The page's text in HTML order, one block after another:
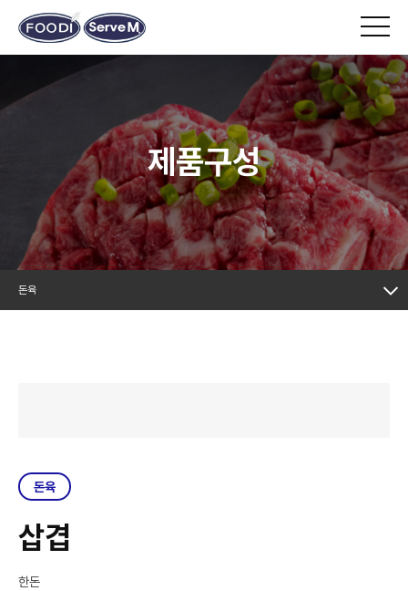
제품구성
돈육
돈육
삽겹
한돈